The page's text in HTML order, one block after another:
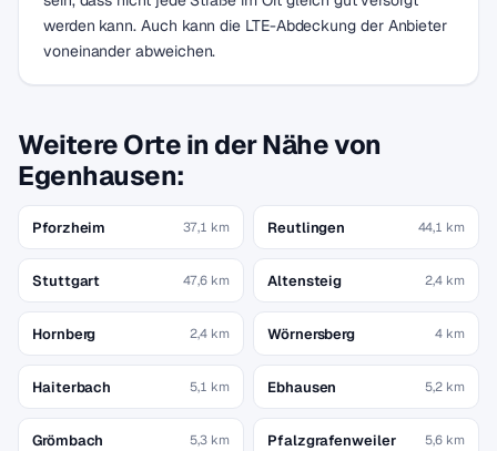
werden kann. Auch kann die LTE-Abdeckung der Anbieter
voneinander abweichen.
Weitere Orte in der Nähe von
Egenhausen:
Pforzheim 37,1 km Reutlingen 44,1 km
Stuttgart 47,6 km Altensteig 2,4 km
Hornberg 2,4 km Wörnersberg 4 km
Haiterbach 5,1 km Ebhausen 5,2 km
Grömbach 5,3 km Pfalzgrafenweiler 5,6 km